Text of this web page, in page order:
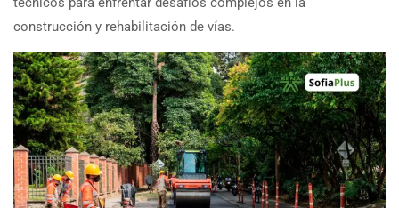
construcción y rehabilitación de vías.